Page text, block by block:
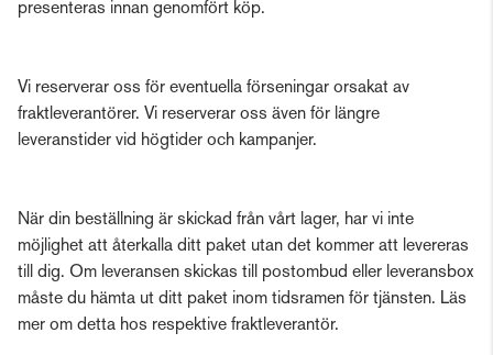
presenteras innan genomfört köp.
Vi reserverar oss för eventuella förseningar orsakat av
fraktleverantörer. Vi reserverar oss även för längre
leveranstider vid högtider och kampanjer.
När din beställning är skickad från vårt lager, har vi inte
möjlighet att återkalla ditt paket utan det kommer att levereras
till dig. Om leveransen skickas till postombud eller leveransbox
måste du hämta ut ditt paket inom tidsramen för tjänsten. Läs
mer om detta hos respektive fraktleverantör.